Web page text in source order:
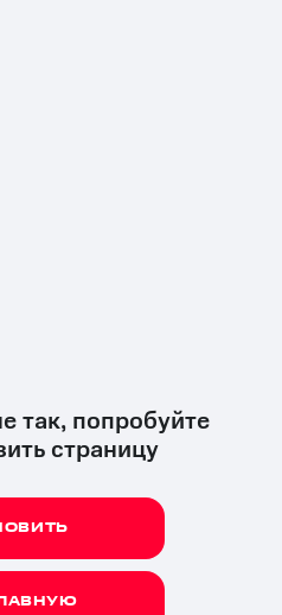
так, попробуйте
страницу